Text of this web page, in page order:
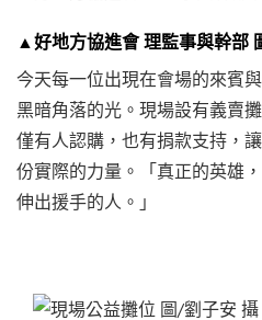
▲好地方協進會 理監事與幹部
今天每一位出現在會場的來賓
黑暗角落的光。現場設有義賣
僅有人認購，也有捐款支持，
份實際的力量。「真正的英雄
伸出援手的人。」